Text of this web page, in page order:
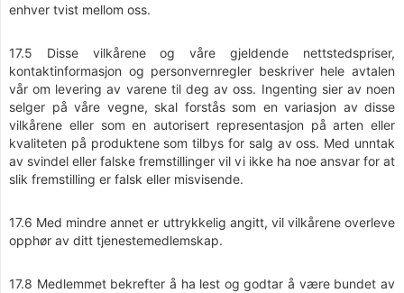
enhver tvist mellom oss.
17.5 Disse vilkårene og våre gjeldende nettstedspriser,
kontaktinformasjon og personvernregler beskriver hele avtalen
vår om levering av varene til deg av oss. Ingenting sier av noen
selger på våre vegne, skal forstås som en variasjon av disse
vilkårene eller som en autorisert representasjon på arten eller
kvaliteten på produktene som tilbys for salg av oss. Med unntak
av svindel eller falske fremstillinger vil vi ikke ha noe ansvar for at
slik fremstilling er falsk eller misvisende.
17.6 Med mindre annet er uttrykkelig angitt, vil vilkårene overleve
opphør av ditt tjenestemedlemskap.
17.8 Medlemmet bekrefter å ha lest og godtar å være bundet av